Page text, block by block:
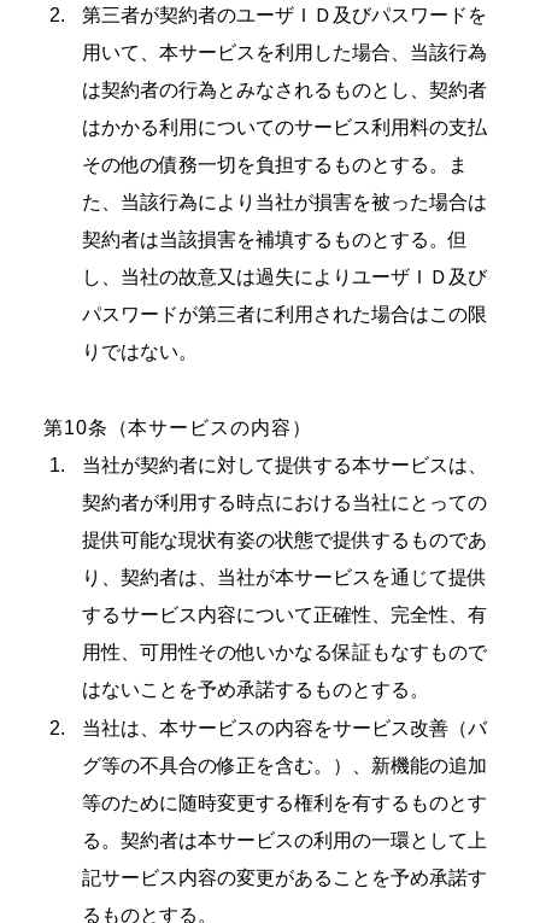
第三者が契約者のユーザＩＤ及びパスワードを
用いて、本サービスを利用した場合、当該行為
は契約者の行為とみなされるものとし、契約者
はかかる利用についてのサービス利用料の支払
その他の債務一切を負担するものとする。ま
た、当該行為により当社が損害を被った場合は
契約者は当該損害を補填するものとする。但
し、当社の故意又は過失によりユーザＩＤ及び
パスワードが第三者に利用された場合はこの限
りではない。
第10条（本サービスの内容）
当社が契約者に対して提供する本サービスは、
契約者が利用する時点における当社にとっての
提供可能な現状有姿の状態で提供するものであ
り、契約者は、当社が本サービスを通じて提供
するサービス内容について正確性、完全性、有
用性、可用性その他いかなる保証もなすもので
はないことを予め承諾するものとする。
当社は、本サービスの内容をサービス改善（バ
グ等の不具合の修正を含む。）、新機能の追加
等のために随時変更する権利を有するものとす
る。契約者は本サービスの利用の一環として上
記サービス内容の変更があることを予め承諾す
るものとする。